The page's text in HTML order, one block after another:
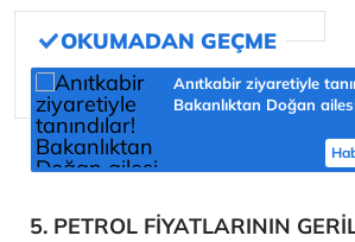
Anıtkabir ziyaretiyle
Bakanlıktan Doğan
5. PETROL FİYATLARININ